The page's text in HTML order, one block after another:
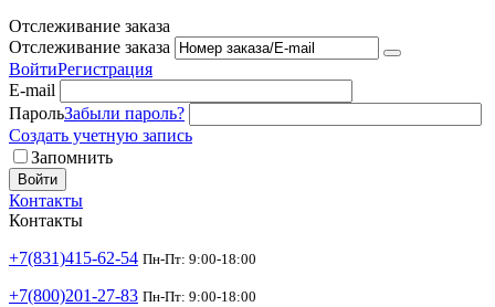
Отслеживание заказа
Отслеживание заказа
ВойтиРегистрация
E-mail
ПарольЗабыли пароль?
Создать учетную запись
Запомнить
Войти
Контакты
Контакты
+7(831)415-62-54 Пн-Пт: 9:00-18:00
+7(800)201-27-83 Пн-Пт: 9:00-18:00